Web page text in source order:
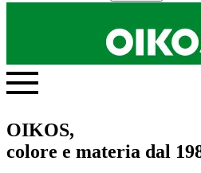
OIKOS,
colore e materia dal